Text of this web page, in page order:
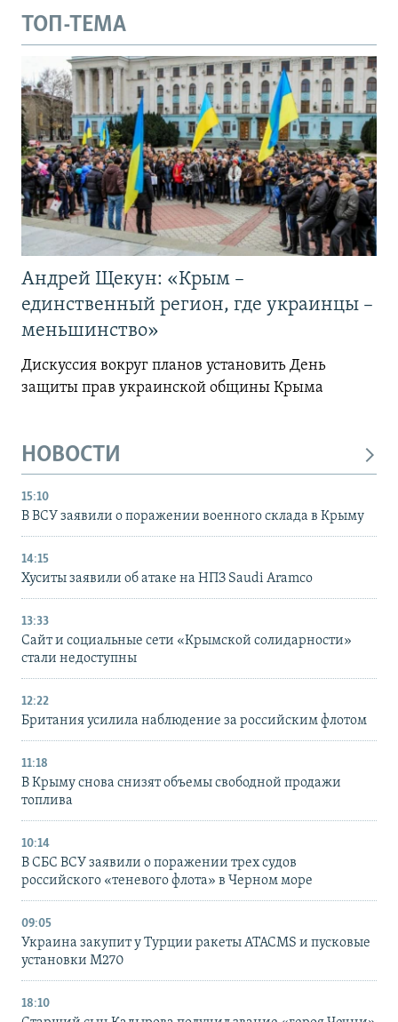
ТОП-ТЕМА
Андрей Щекун: «Крым –
единственный регион, где украинцы –
меньшинство»
Дискуссия вокруг планов установить День
защиты прав украинской общины Крыма
НОВОСТИ
15:10
В ВСУ заявили о поражении военного склада в Крыму
14:15
Хуситы заявили об атаке на НПЗ Saudi Aramco
13:33
Сайт и социальные сети «Крымской солидарности»
стали недоступны
12:22
Британия усилила наблюдение за российским флотом
11:18
В Крыму снова снизят объемы свободной продажи
топлива
10:14
В СБС ВСУ заявили о поражении трех судов
российского «теневого флота» в Черном море
09:05
Украина закупит у Турции ракеты ATACMS и пусковые
установки M270
18:10